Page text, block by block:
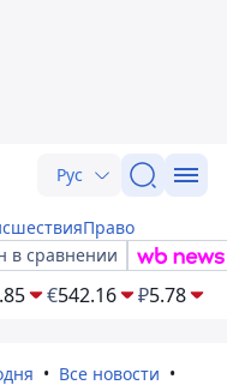
Рус
Право
в сравнении
€542.16 ₽5.78
Все новости